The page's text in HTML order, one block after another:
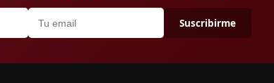
Suscribirme